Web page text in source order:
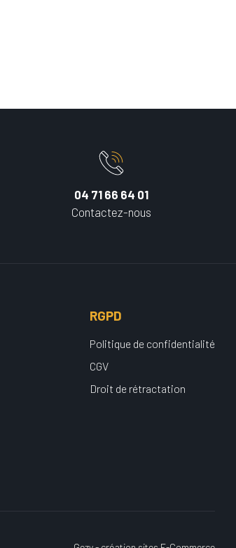
04 71 66 64 01
Contactez-nous
RGPD
Politique de confidentialité
CGV
Droit de rétractation